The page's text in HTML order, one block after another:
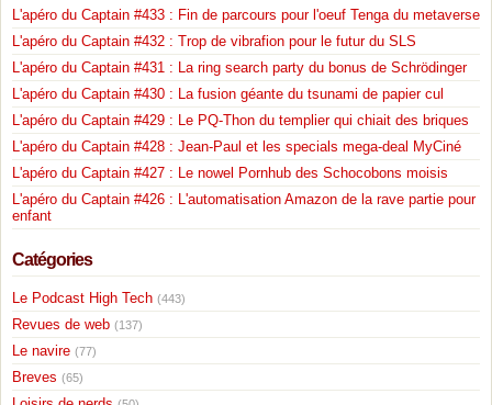
L'apéro du Captain #433 : Fin de parcours pour l'oeuf Tenga du metaverse
L'apéro du Captain #432 : Trop de vibrafion pour le futur du SLS
L'apéro du Captain #431 : La ring search party du bonus de Schrödinger
L'apéro du Captain #430 : La fusion géante du tsunami de papier cul
L'apéro du Captain #429 : Le PQ-Thon du templier qui chiait des briques
L'apéro du Captain #428 : Jean-Paul et les specials mega-deal MyCiné
L'apéro du Captain #427 : Le nowel Pornhub des Schocobons moisis
L'apéro du Captain #426 : L'automatisation Amazon de la rave partie pour
enfant
Catégories
Le Podcast High Tech (443)
Revues de web (137)
Le navire (77)
Breves (65)